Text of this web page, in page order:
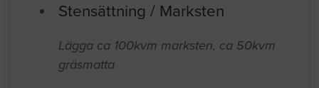
Stensättning / Marksten
Lägga ca 100kvm marksten, ca 50kvm
gräsmatta